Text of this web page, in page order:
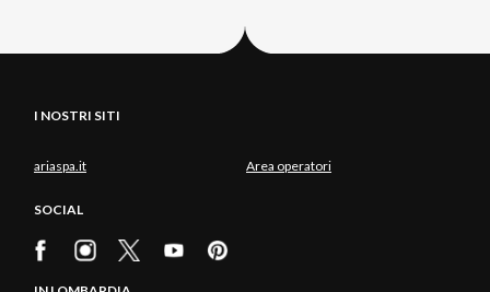
I NOSTRI SITI
ariaspa.it Area operatori
SOCIAL